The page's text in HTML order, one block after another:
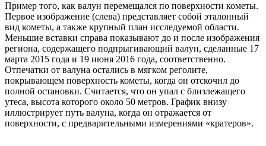
Пример того, как валун перемещался по поверхности кометы.
Первое изображение (слева) представляет собой эталонный
вид кометы, а также крупный план исследуемой области.
Меньшие вставки справа показывают до и после изображения
региона, содержащего подпрыгивающий валун, сделанные 17
марта 2015 года и 19 июня 2016 года, соответственно.
Отпечатки от валуна остались в мягком реголите,
покрывающем поверхность кометы, когда он отскочил до
полной остановки. Считается, что он упал с близлежащего
утеса, высота которого около 50 метров. График внизу
иллюстрирует путь валуна, когда он отражается от
поверхности, с предварительными измерениями «кратеров».